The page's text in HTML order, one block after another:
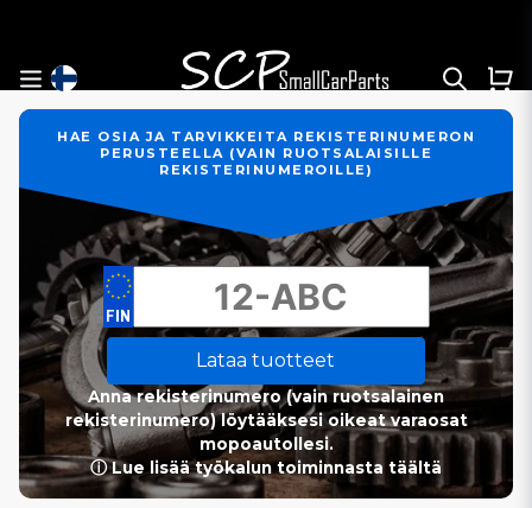
HAE OSIA JA TARVIKKEITA REKISTERINUMERON
PERUSTEELLA (VAIN RUOTSALAISILLE
REKISTERINUMEROILLE)
Lataa tuotteet
Anna rekisterinumero (vain ruotsalainen
rekisterinumero) löytääksesi oikeat varaosat
mopoautollesi.
ⓘ Lue lisää työkalun toiminnasta täältä